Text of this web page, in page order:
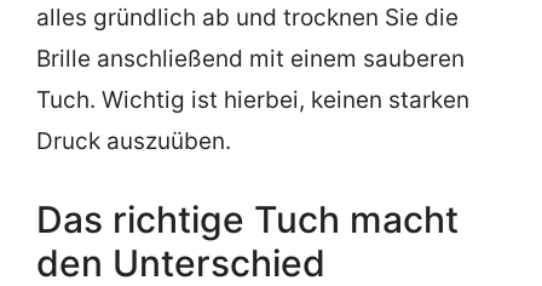
alles gründlich ab und trocknen Sie die
Brille anschließend mit einem sauberen
Tuch. Wichtig ist hierbei, keinen starken
Druck auszuüben.
Das richtige Tuch macht
den Unterschied